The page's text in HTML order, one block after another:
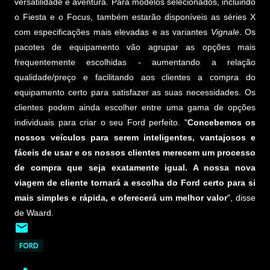
versatilidade e aventura. Para modelos selecionados, incluindo
o Fiesta e o Focus, também estarão disponíveis as séries X
com especificações mais elevadas e as variantes Vignale. Os
pacotes de equipamento vão agrupar as opções mais
frequentemente escolhidas - aumentando a relação
qualidade/preço e facilitando aos clientes a compra do
equipamento certo para satisfazer as suas necessidades. Os
clientes podem ainda escolher entre uma gama de opções
individuais para criar o seu Ford perfeito. "Concebemos os
nossos veículos para serem inteligentes, vantajosos e
fáceis de usar e os nossos clientes merecem um processo
de compra que seja exatamente igual. A nossa nova
viagem de cliente tornará a escolha do Ford certo para si
mais simples e rápida, e oferecerá um melhor valor", disse
de Waard.
FORD